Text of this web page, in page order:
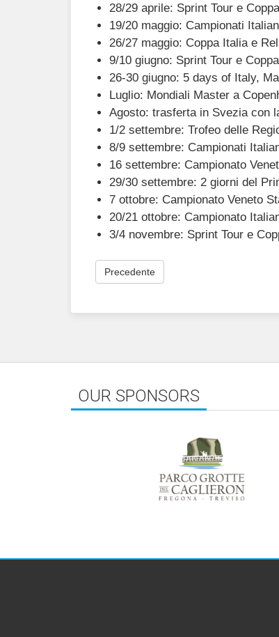
28/29 aprile: Sprint Tour e
19/20 maggio: Campionati
26/27 maggio: Coppa Italia e
9/10 giugno: Sprint Tour e
26-30 giugno: 5 days of Italy,
Luglio: Mondiali Master a
Agosto: trasferta in Svezia con
1/2 settembre: Trofeo delle
8/9 settembre: Campionati
16 settembre: Campionato
29/30 settembre: 2 giorni del
7 ottobre: Campionato Veneto
20/21 ottobre: Campionato
3/4 novembre: Sprint Tour e
Precedente
OUR SPONSORS